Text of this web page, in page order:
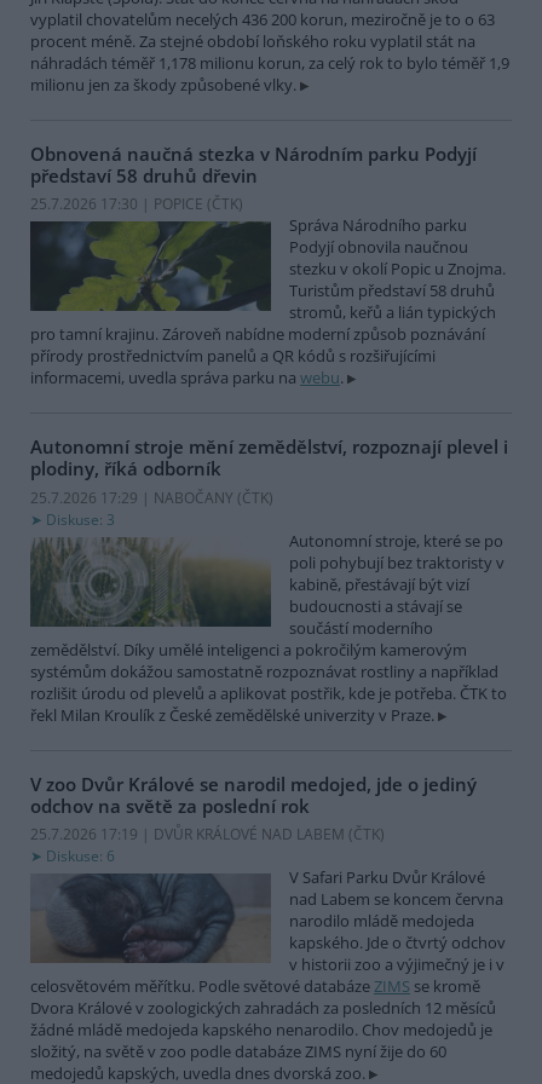
vyplatil chovatelům necelých 436 200 korun, meziročně je to o 63
procent méně. Za stejné období loňského roku vyplatil stát na
náhradách téměř 1,178 milionu korun, za celý rok to bylo téměř 1,9
milionu jen za škody způsobené vlky.
Obnovená naučná stezka v Národním parku Podyjí
představí 58 druhů dřevin
25.7.2026 17:30 | POPICE (ČTK)
Správa Národního parku
Podyjí obnovila naučnou
stezku v okolí Popic u Znojma.
Turistům představí 58 druhů
stromů, keřů a lián typických
pro tamní krajinu. Zároveň nabídne moderní způsob poznávání
přírody prostřednictvím panelů a QR kódů s rozšiřujícími
informacemi, uvedla správa parku na webu.
Autonomní stroje mění zemědělství, rozpoznají plevel i
plodiny, říká odborník
25.7.2026 17:29 | NABOČANY (ČTK)
Diskuse: 3
Autonomní stroje, které se po
poli pohybují bez traktoristy v
kabině, přestávají být vizí
budoucnosti a stávají se
součástí moderního
zemědělství. Díky umělé inteligenci a pokročilým kamerovým
systémům dokážou samostatně rozpoznávat rostliny a například
rozlišit úrodu od plevelů a aplikovat postřik, kde je potřeba. ČTK to
řekl Milan Kroulík z České zemědělské univerzity v Praze.
V zoo Dvůr Králové se narodil medojed, jde o jediný
odchov na světě za poslední rok
25.7.2026 17:19 | DVŮR KRÁLOVÉ NAD LABEM (ČTK)
Diskuse: 6
V Safari Parku Dvůr Králové
nad Labem se koncem června
narodilo mládě medojeda
kapského. Jde o čtvrtý odchov
v historii zoo a výjimečný je i v
celosvětovém měřítku. Podle světové databázeZIMS se kromě
Dvora Králové v zoologických zahradách za posledních 12 měsíců
žádné mládě medojeda kapského nenarodilo. Chov medojedů je
složitý, na světě v zoo podle databáze ZIMS nyní žije do 60
medojedů kapských, uvedla dnes dvorská zoo.